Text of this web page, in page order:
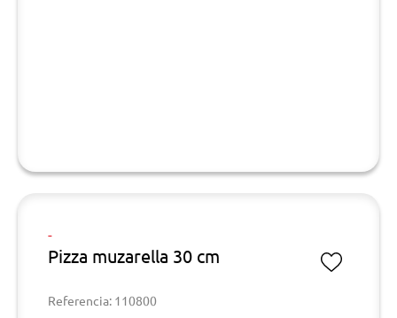
-
Pizza muzarella 30 cm
Referencia: 110800